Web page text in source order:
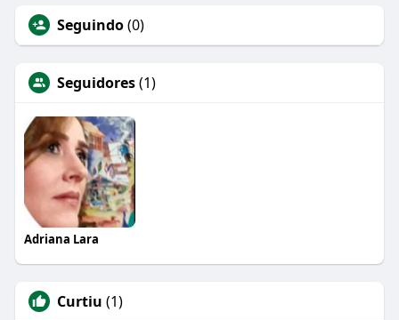
Seguindo(0)
Seguidores(1)
Adriana Lara
Curtiu (1)